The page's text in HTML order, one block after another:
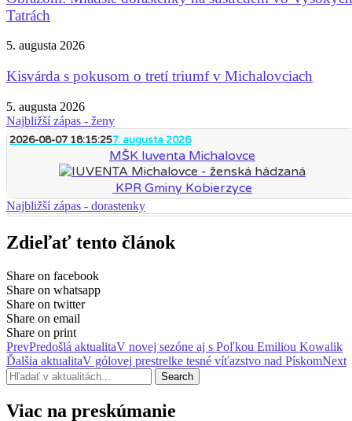
Tatrách
5. augusta 2026
Kisvárda s pokusom o tretí triumf v Michalovciach
5. augusta 2026
Najbližší zápas - ženy
2026-08-07 18:15:257. augusta 2026
MŠK Iuventa Michalovce
KPR Gminy Kobierzyce
Najbližší zápas - dorastenky
Zdieľať tento článok
Share on facebook
Share on whatsapp
Share on twitter
Share on email
Share on print
PrevPredošlá aktualitaV novej sezóne aj s Poľkou Emiliou Kowalik
Ďalšia aktualitaV gólovej prestrelke tesné víťazstvo nad PískomNext
Search
Viac na preskúmanie